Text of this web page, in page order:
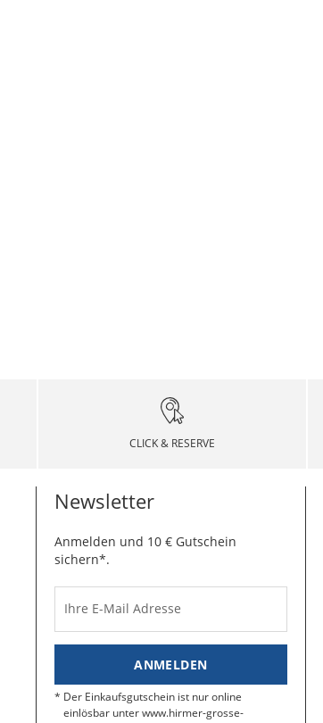
CLICK & RESERVE
Newsletter
Anmelden und 10 € Gutschein
sichern*.
Ihre E-Mail Adresse
ANMELDEN
Der Einkaufsgutschein ist nur online
einlösbar unter www.hirmer-grosse-